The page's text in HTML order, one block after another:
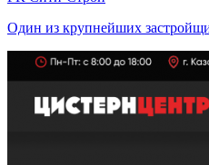
Один из крупнейших